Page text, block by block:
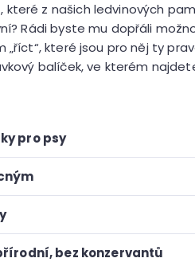
z našich ledvinových
Rádi byste mu dopřáli
které jsou pro něj ty
balíček, ve kterém
pro psy
,bez konzervantů